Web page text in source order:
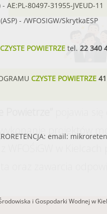
Powietrze”
projektów
WFOŚiGW w
oraz zawarcia
80497-31955-JVEUD-11
- /WFOSIGW/SkrytkaESP
CZYSTE POWIETRZE tel. 22 340
CZYSTE POWIETRZE
email:
i Gospodarki Wodnej w